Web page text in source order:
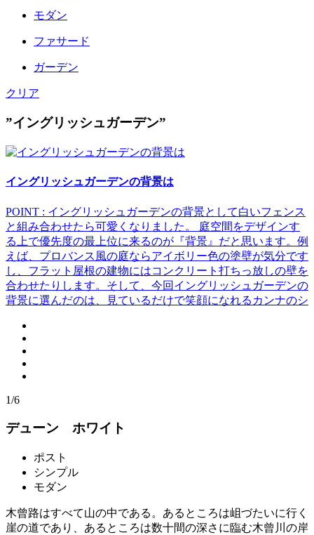
モダン
ファサード
ガーデン
クリア
”イングリッシュガーデン”
イングリッシュガーデンの背景は
POINT : イングリッシュガーデンの背景として白いフェンス
と組み合わせたら可愛くなりました。 庭空間をデザインす
る上で優先度の最上位に来るのが『背景』だと思います。例
えば、プロバンス風の庭ならアイボリー色の塗壁が気分です
し、フラット屋根の建物にはコンクリート打ちっ放しの壁を
合わせたりします。そして、今回イングリッシュガーデンの
背景に選んだのは、見ているだけで笑顔になれるカンナのシ
1/6
デューン ホワイト
ポスト
シンプル
モダン
木曾路はすべて山の中である。あるところは岨づたいに行く
崖の道であり、あるところは数十間の深さに臨む木曾川の岸